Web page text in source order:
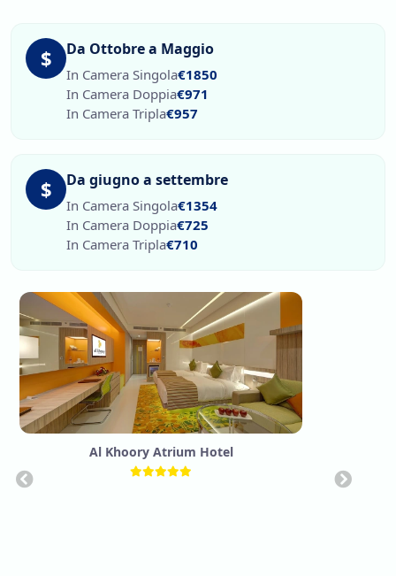
$ Da Ottobre a Maggio
In Camera Singola€1850
In Camera Doppia€971
In Camera Tripla€957
$ Da giugno a settembre
In Camera Singola€1354
In Camera Doppia€725
In Camera Tripla€710
Al Khoory Atrium Hotel